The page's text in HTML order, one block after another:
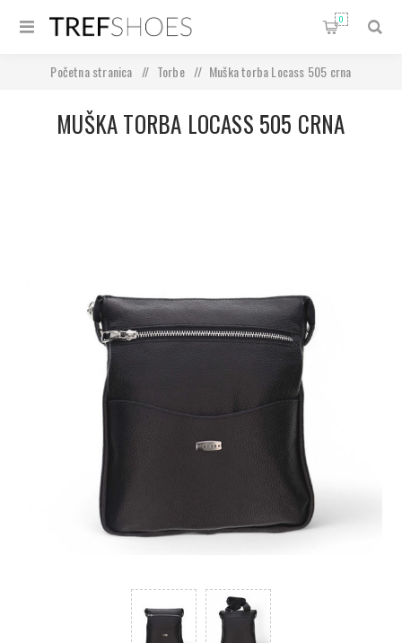
0
Početna stranica / Torbe / Muška torba Locass 505 crna
MUŠKA TORBA LOCASS 505 CRNA